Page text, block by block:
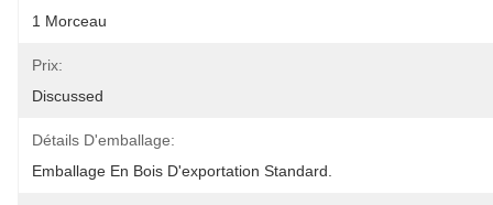
1 Morceau
Prix:
Discussed
Détails D'emballage:
Emballage En Bois D'exportation Standard.